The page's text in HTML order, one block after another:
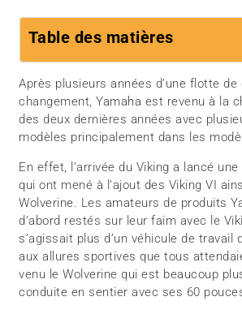
Table des matières
Après plusieurs années d’une flotte de
changement, Yamaha est revenu à la
des deux dernières années avec
modèles principalement dans les
En effet, l’arrivée du Viking a lancé une
qui ont mené à l’ajout des Viking VI
Wolverine. Les amateurs de produits
d’abord restés sur leur faim avec le
s’agissait plus d’un véhicule de travail
aux allures sportives que tous
venu le Wolverine qui est beaucoup
conduite en sentier avec ses 60